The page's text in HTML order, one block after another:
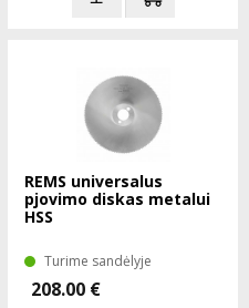
REMS universalus
pjovimo diskas metalui
HSS
Turime sandėlyje
208.00 €